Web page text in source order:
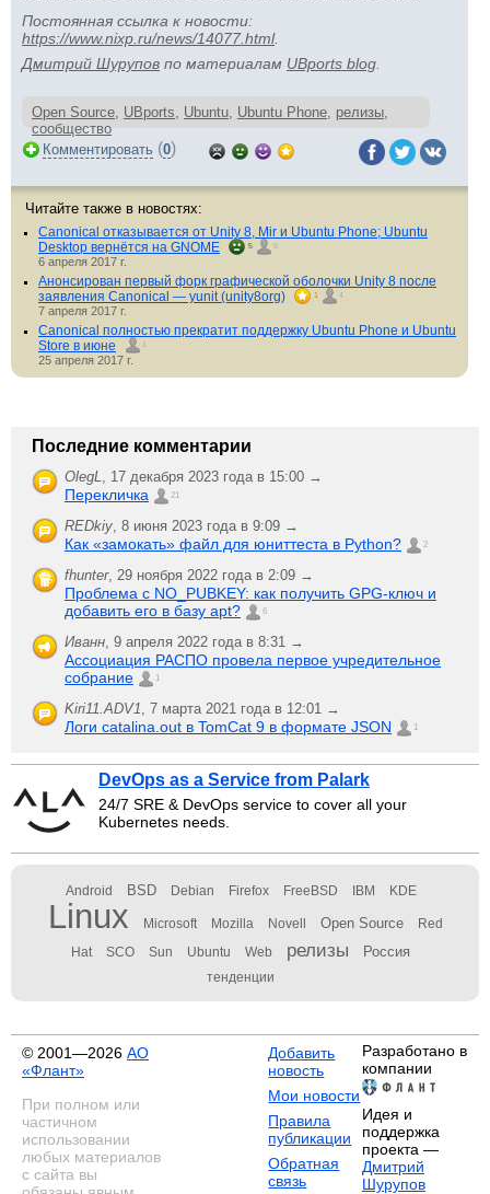
Постоянная ссылка к новости:
https://www.nixp.ru/news/14077.html.
Дмитрий Шурупов по материалам UBports blog
Open Source, UBports, Ubuntu, Ubuntu Phone, релизы,
сообщество
Комментировать (0)
Читайте также в новостях:
Canonical отказывается от Unity 8, Mir и Ubuntu Phone; Ubuntu
Desktop вернётся на GNOME
5 5
6 апреля 2017 г.
Анонсирован первый форк графической оболочки Unity 8 после
заявления Canonical — yunit (unity8org)
1 4
7 апреля 2017 г.
Canonical полностью прекратит поддержку Ubuntu Phone и Ubuntu
Store в июне
1
25 апреля 2017 г.
Последние комментарии
OlegL, 17 декабря 2023 года в 15:00 →
Перекличка 21
REDkiy, 8 июня 2023 года в 9:09 →
Как «замокать» файл для юниттеста в Python? 2
fhunter, 29 ноября 2022 года в 2:09 →
Проблема с NO_PUBKEY: как получить GPG-ключ и
добавить его в базу apt?
6
Иванн, 9 апреля 2022 года в 8:31 →
Ассоциация РАСПО провела первое учредительное
собрание
1
Kiri11.ADV1, 7 марта 2021 года в 12:01 →
Логи catalina.out в TomCat 9 в формате JSON 1
DevOps as a Service from Palark
24/7 SRE & DevOps service to cover all your
Kubernetes needs.
Android BSD Debian Firefox FreeBSD IBM KDE
Linux Microsoft Mozilla Novell Open Source Red
Hat SCO Sun Ubuntu Web релизы Россия
тенденции
© 2001—2026 АО
«Флант»
При полном или
частичном
использовании
любых материалов
с сайта вы
Добавить
новость
Мои новости
Правила
публикации
Обратная
связь
Разработано в
компании
Идея и
поддержка
проекта —
Дмитрий
Шурупов